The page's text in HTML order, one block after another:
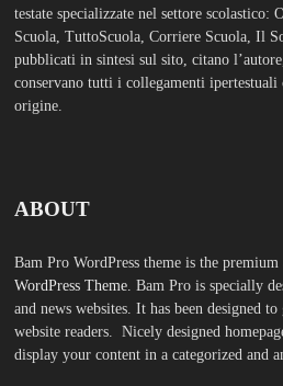
testate specializzate nel settore scolastico:
Scuola, TuttoScuola, Corriere Scuola, Il
pubblicati in sintesi sul sito, citano
conservano tutti i collegamenti ipertestuali
origine.
ABOUT
Bam Pro WordPress theme is the
WordPress Theme. Bam Pro is specially
and news websites. It has been designed
website readers. Nicely designed
display your content in a categorized and